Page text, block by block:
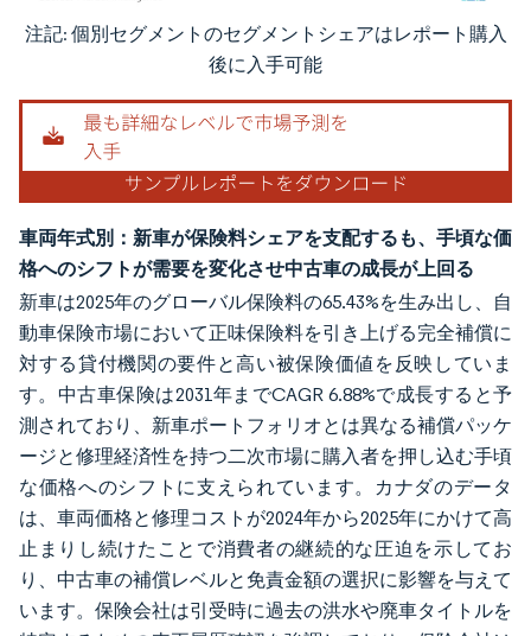
画像 © Mordor Intelligence。再利用にはCC BY 4.0の表示が必要です。
注記: 個別セグメントのセグメントシェアはレポート購入
後に入手可能
車両年式別：新車が保険料シェアを支配するも、手頃な価
格へのシフトが需要を変化させ中古車の成長が上回る
新車は2025年のグローバル保険料の65.43%を生み出し、自
動車保険市場において正味保険料を引き上げる完全補償に
対する貸付機関の要件と高い被保険価値を反映していま
す。中古車保険は2031年までCAGR 6.88%で成長すると予
測されており、新車ポートフォリオとは異なる補償パッケ
ージと修理経済性を持つ二次市場に購入者を押し込む手頃
な価格へのシフトに支えられています。カナダのデータ
は、車両価格と修理コストが2024年から2025年にかけて高
止まりし続けたことで消費者の継続的な圧迫を示してお
り、中古車の補償レベルと免責金額の選択に影響を与えて
います。保険会社は引受時に過去の洪水や廃車タイトルを